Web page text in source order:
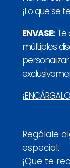
¡Lo que se
ENVASE:Te
múltiples
Regálale
especial.
¡Que te